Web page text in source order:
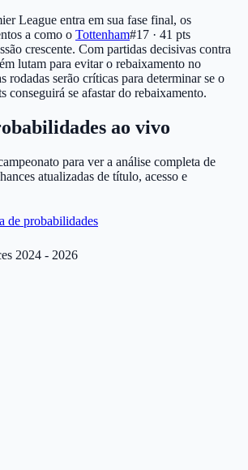
League entra em sua fase final, os
a como o Tottenham#17 · 41 pts
crescente. Com partidas decisivas contra
lutam para evitar o rebaixamento no
rodadas serão críticas para determinar se o
conseguirá se afastar do rebaixamento.
ao vivo
para ver a análise completa de
atualizadas de título, acesso e
de probabilidades
2024 - 2026